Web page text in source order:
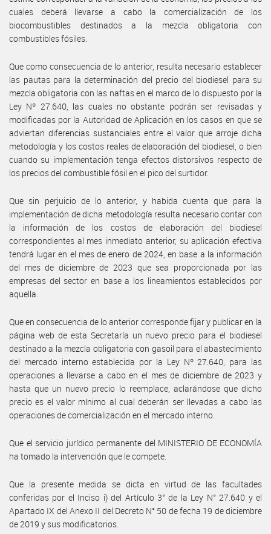
cuales deberá llevarse a cabo la comercialización de los
biocombustibles destinados a la mezcla obligatoria con
combustibles fósiles.
Que como consecuencia de lo anterior, resulta necesario establecer
las pautas para la determinación del precio del biodiesel para su
mezcla obligatoria con las naftas en el marco de lo dispuesto por la
Ley Nº 27.640, las cuales no obstante podrán ser revisadas y
modificadas por la Autoridad de Aplicación en los casos en que se
adviertan diferencias sustanciales entre el valor que arroje dicha
metodología y los costos reales de elaboración del biodiesel, o bien
cuando su implementación tenga efectos distorsivos respecto de
los precios del combustible fósil en el pico del surtidor.
Que sin perjuicio de lo anterior, y habida cuenta que para la
implementación de dicha metodología resulta necesario contar con
la información de los costos de elaboración del biodiesel
correspondientes al mes inmediato anterior, su aplicación efectiva
tendrá lugar en el mes de enero de 2024, en base a la información
del mes de diciembre de 2023 que sea proporcionada por las
empresas del sector en base a los lineamientos establecidos por
aquella.
Que en consecuencia de lo anterior corresponde fijar y publicar en la
página web de esta Secretaría un nuevo precio para el biodiesel
destinado a la mezcla obligatoria con gasoil para el abastecimiento
del mercado interno establecida por la Ley Nº 27.640, para las
operaciones a llevarse a cabo en el mes de diciembre de 2023 y
hasta que un nuevo precio lo reemplace, aclarándose que dicho
precio es el valor mínimo al cual deberán ser llevadas a cabo las
operaciones de comercialización en el mercado interno.
Que el servicio jurídico permanente del MINISTERIO DE ECONOMÍA
ha tomado la intervención que le compete.
Que la presente medida se dicta en virtud de las facultades
conferidas por el Inciso i) del Artículo 3° de la Ley N° 27.640 y el
Apartado IX del Anexo II del Decreto N° 50 de fecha 19 de diciembre
de 2019 y sus modificatorios.